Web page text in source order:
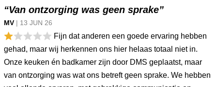
“Van ontzorging was geen sprake”
MV | 13 JUN 26
Fijn dat anderen een goede ervaring hebben
gehad, maar wij herkennen ons hier helaas totaal niet in.
Onze keuken én badkamer zijn door DMS geplaatst, maar
van ontzorging was wat ons betreft geen sprake. We hebben